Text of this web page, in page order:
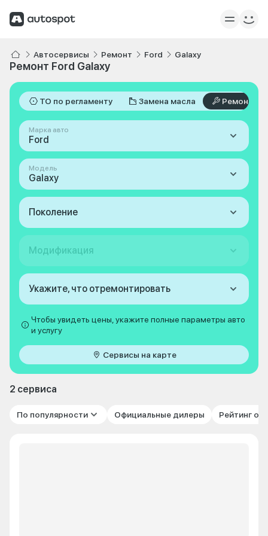
Автосервисы Ремонт Ford Galaxy
Ремонт Ford Galaxy
ТО по регламенту Замена масла Ремонт
Марка авто
Ford
Модель
Galaxy
Поколение
Модификация
Укажите, что отремонтировать
Чтобы увидеть цены, укажите полные параметры авто
и услугу
Сервисы на карте
2 сервиса
По популярности Официальные дилеры Рейтинг